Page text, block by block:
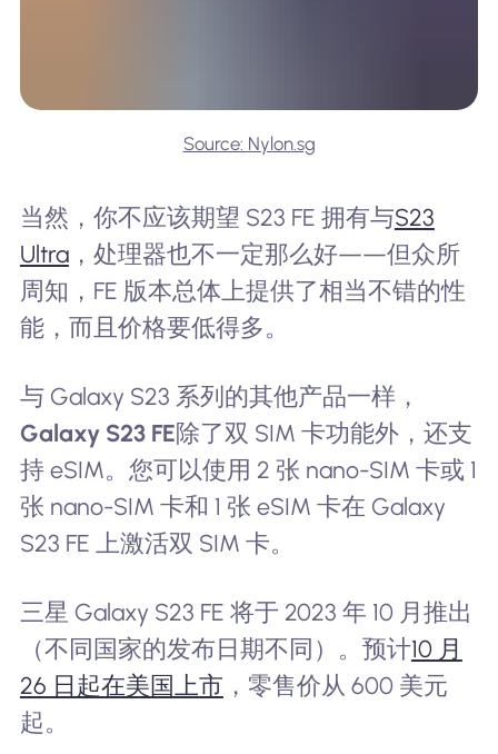
Source: Nylon.sg
当然，你不应该期望 S23 FE 拥有与S23
Ultra，处理器也不一定那么好——但众所
周知，FE 版本总体上提供了相当不错的性
能，而且价格要低得多。
与 Galaxy S23 系列的其他产品一样，
Galaxy S23 FE除了双 SIM 卡功能外，还支
持 eSIM。您可以使用 2 张 nano-SIM 卡或 1
张 nano-SIM 卡和 1 张 eSIM 卡在 Galaxy
S23 FE 上激活双 SIM 卡。
三星 Galaxy S23 FE 将于 2023 年 10 月推出
（不同国家的发布日期不同）。预计10 月
26 日起在美国上市 ，零售价从 600 美元
起。